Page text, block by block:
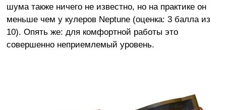
шума также ничего не известно, но на практике он
меньше чем у кулеров Neptune (оценка: 3 балла из
10). Опять же: для комфортной работы это
совершенно неприемлемый уровень.